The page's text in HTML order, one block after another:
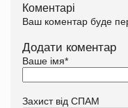
Коментарі
Ваш коментар буде
Додати коментар
Ваше імя*
Захист від СПАМ